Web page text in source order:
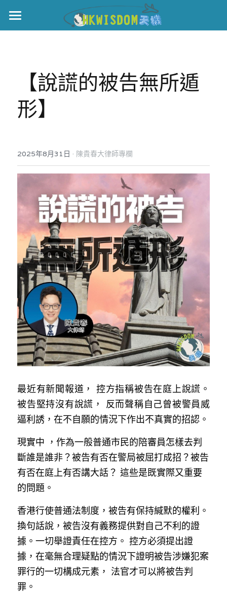
主頁
伊美戰爭
黎智英案
美西媒體謊言實錄
宏福‧革新
宏福苑聽證會
宏福火災正視聽
記錄．宏福苑火災
港聞
中國
國際
娛樂
反華推手你要知
反華推手懶人包
民主派騙案十式
反華推手起底
美西霸凌內幕
美西極權主義
真相直擊
極端暴恐實錄
KOL 專欄
林淑芳專欄
屈穎妍專欄
朱庭萱專欄
莫綺琪專欄
黃萬成專欄
招國偉專欄
高松傑專欄
林伯強專欄
馮煒光專欄
趙處機專欄
KOL 精選
大衛sir專欄
曾子晴 - 晴深直說
絕密法庭檔案
醫院口岸爆炸案
屠龍小隊案
黎智英案審訊
支聯會案
35+顛覆案
生活
吃喝玩指南
休閒好介紹
親子
花生仔漫畫週記
關於我們
人才招聘
投稿熱線
商戶合作
支持讚助
條款及細則
關於我們
搜索
繁體中文
繁體中文
English
【說謊的被告無所遁
形】
2025年8月31日 · 陳貴春大律師專欄
最近有新聞報道， 控方指稱被告在庭上說謊。
被告堅持沒有說謊， 反而聲稱自己曾被警員威
逼利誘，在不自願的情況下作出不真實的招認。
現實中 ，作為一般普通市民的陪審員怎樣去判
斷誰是誰非？被告有否在警局被屈打成招？被告
有否在庭上有否講大話？ 這些是既實際又重要
的問題。
香港行使普通法制度，被告有保持緘默的權利。
換句話說，被告沒有義務提供對自己不利的證
據。一切舉證責任在控方。 控方必須提出證
據，在毫無合理疑點的情況下證明被告涉嫌犯案
罪行的一切構成元素， 法官才可以將被告判
罪。